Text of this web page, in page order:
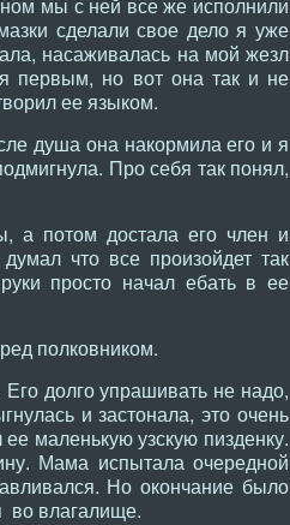
сделали свое дело я уже
насаживалась на мой жезл
первым, но вот она так и не
ее языком.
душа она накормила его и я
Про себя так понял,
а потом достала его член и
что все произойдет так
просто начал ебать в ее
полковником.
долго упрашивать не надо,
и застонала, это очень
маленькую узскую пизденку.
Мама испытала очередной
Но окончание было
во влагалище.